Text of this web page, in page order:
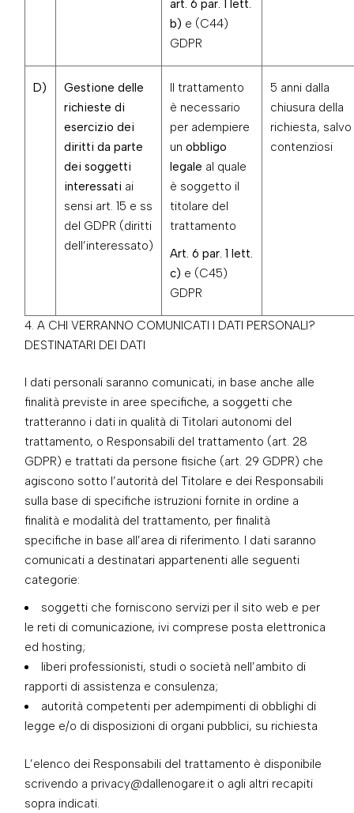
art. 6 par. 1 lett.
b) e (C44)
GDPR
D)
Gestione delle
richieste di
esercizio dei
diritti da parte
dei soggetti
interessati ai
sensi art. 15 e ss
del GDPR (diritti
dell’interessato)
Il trattamento
è necessario
per adempiere
unobbligo
legale al quale
è soggetto il
titolare del
trattamento
Art. 6 par. 1 lett.
c) e (C45)
GDPR
5 anni dalla
chiusura della
richiesta, salvo
contenziosi
A CHI VERRANNO COMUNICATI I DATI PERSONALI?
DESTINATARI DEI DATI
I dati personali saranno comunicati, in base anche alle
finalità previste in aree specifiche, a soggetti che
tratteranno i dati in qualità di Titolari autonomi del
trattamento, o Responsabili del trattamento (art. 28
GDPR) e trattati da persone fisiche (art. 29 GDPR) che
agiscono sotto l’autorità del Titolare e dei Responsabili
sulla base di specifiche istruzioni fornite in ordine a
finalità e modalità del trattamento, per finalità
specifiche in base all’area di riferimento. I dati saranno
comunicati a destinatari appartenenti alle seguenti
categorie:
soggetti che forniscono servizi per il sito web e per
le reti di comunicazione, ivi comprese posta elettronica
ed hosting;
liberi professionisti, studi o società nell’ambito di
rapporti di assistenza e consulenza;
autorità competenti per adempimenti di obblighi di
legge e/o di disposizioni di organi pubblici, su richiesta
L’elenco dei Responsabili del trattamento è disponibile
scrivendo a privacy@dallenogare.it o agli altri recapiti
sopra indicati.